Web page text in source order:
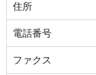
住所
電話番号
ファクス